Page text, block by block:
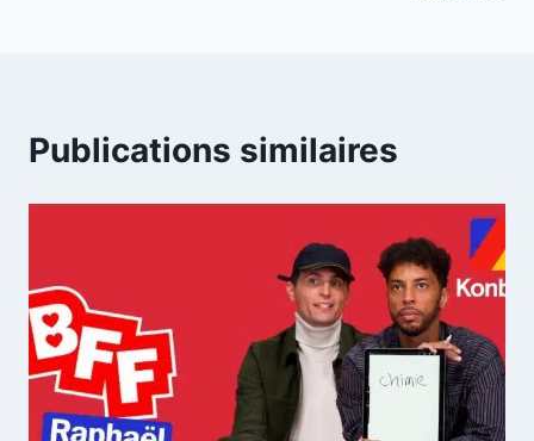
Publications similaires